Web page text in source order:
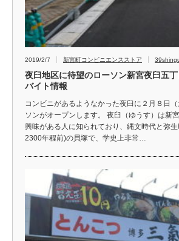
2019/2/7 新宮町コンビニエンスストア
夜臼地区に待望のローソン新宮夜臼五
バイト情報
コンビニがあるようなかった夜臼に２月８日
ソンがオープンします。 夜臼（ゆうす）は新
興味がある人に知られており、縄文時代と弥
2300年程前)の貝塚で、学史上非常…